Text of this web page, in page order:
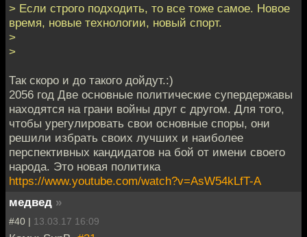
> Если строго подходить, то все тоже самое. Новое
время, новые технологии, новый спорт.
>
>
Так скоро и до такого дойдут.:)
2056 год Две основные политические супердержавы
находятся на грани войны друг с другом. Для того,
чтобы урегулировать свои основные споры, они
решили избрать своих лучших и наиболее
перспективных кандидатов на бой от имени своего
народа. Это новая политика
https://www.youtube.com/watch?v=AsW54kLfT-A
медвед »
#40 | 13.03.17 16:09